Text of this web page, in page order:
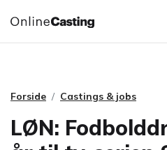
CASTINGS & JOBS
Forside Castings & jobs
LØN: